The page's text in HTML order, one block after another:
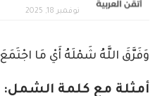
نوفمبر 18, 2025
وَفَرَّقَ اللَّهُ شَمْلَهُ أَيْ مَا
أمثلة مع كلمة الشمل: